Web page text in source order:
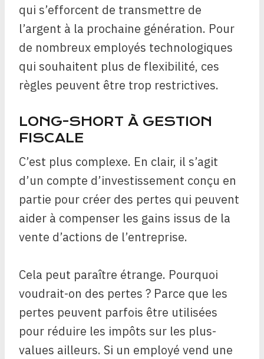
qui s’efforcent de transmettre de
l’argent à la prochaine génération. Pour
de nombreux employés technologiques
qui souhaitent plus de flexibilité, ces
règles peuvent être trop restrictives.
LONG-SHORT À GESTION
FISCALE
C’est plus complexe. En clair, il s’agit
d’un compte d’investissement conçu en
partie pour créer des pertes qui peuvent
aider à compenser les gains issus de la
vente d’actions de l’entreprise.
Cela peut paraître étrange. Pourquoi
voudrait-on des pertes ? Parce que les
pertes peuvent parfois être utilisées
pour réduire les impôts sur les plus-
values ​​ailleurs. Si un employé vend une